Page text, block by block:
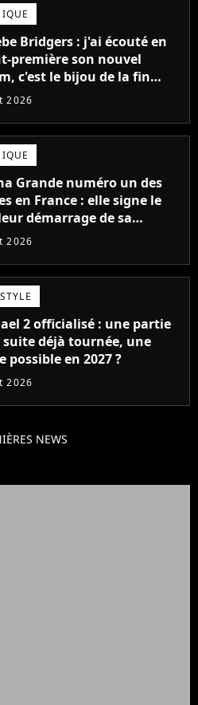
Bridgers : j'ai écouté en
première son nouvel
c'est le bijou de la fin
2026
Grande numéro un des
en France : elle signe le
démarrage de sa
avec son album Petal
2026
2 officialisé : une partie
suite déjà tournée, une
possible en 2027 ?
2026
NEWS